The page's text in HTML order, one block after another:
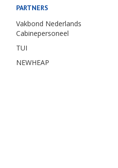
PARTNERS
Vakbond Nederlands
Cabinepersoneel
TUI
NEWHEAP